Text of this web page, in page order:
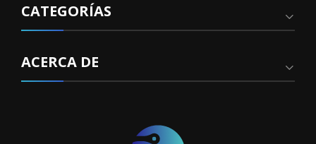
CATEGORÍAS
ACERCA DE